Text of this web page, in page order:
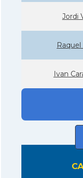
Jordi
Raquel
Ivan